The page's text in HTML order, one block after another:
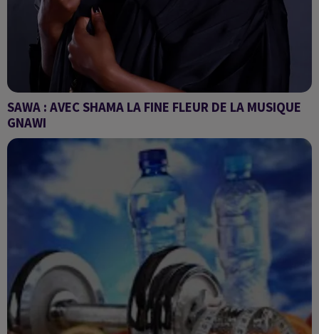
SAWA : AVEC SHAMA LA FINE FLEUR DE LA MUSIQUE
GNAWI
Shama la fine fleur de la musique Gnawi